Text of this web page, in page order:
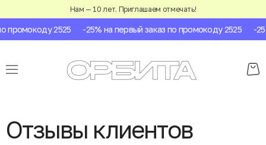
Нам — 10 лет. Приглашаем отмечать!
2525 -25% на первый заказ по промокоду 2525 -25%
Отзывы клиентов